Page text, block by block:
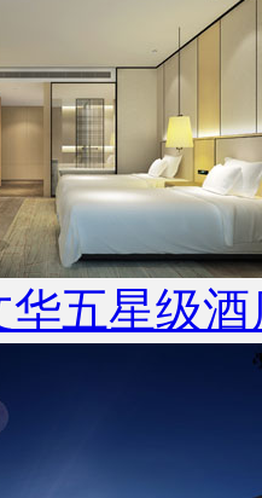
华五星级